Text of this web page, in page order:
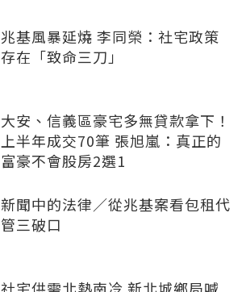
兆基風暴延燒 李同榮：社宅政策
存在「致命三刀」
大安、信義區豪宅多無貸款拿下！
上半年成交70筆 張旭嵐：真正的
富豪不會股房2選1
新聞中的法律／從兆基案看包租代
管三破口